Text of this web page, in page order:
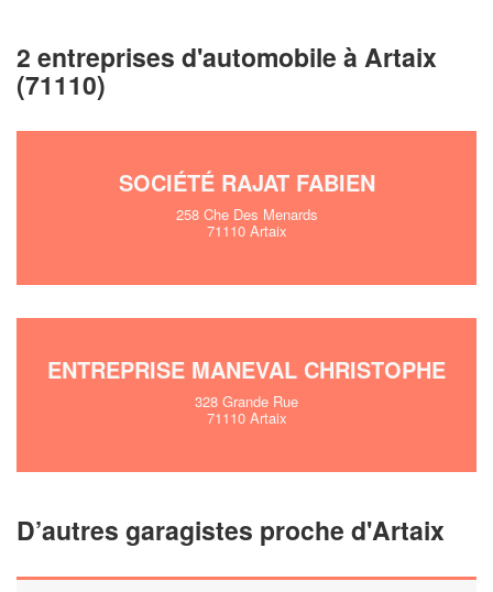
2 entreprises d'automobile à Artaix
(71110)
SOCIÉTÉ RAJAT FABIEN
258 Che Des Menards
71110 Artaix
ENTREPRISE MANEVAL CHRISTOPHE
328 Grande Rue
71110 Artaix
D’autres garagistes proche d'Artaix
nouveaux clients!
En savoir